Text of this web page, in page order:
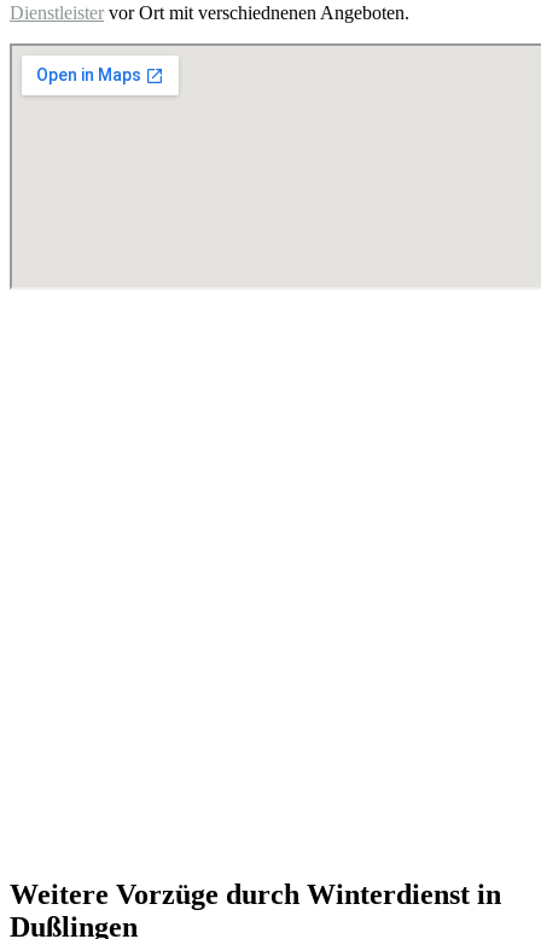
Dienstleister vor Ort mit verschiednenen Angeboten.
Weitere Vorzüge durch Winterdienst in
Dußlingen